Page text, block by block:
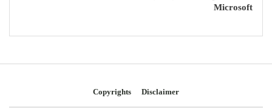
Microsoft
Disclaimer
Copyrights